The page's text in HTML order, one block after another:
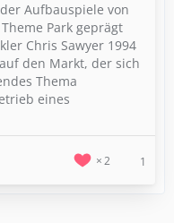
Aufbauspiele von
Park geprägt
Chris Sawyer 1994
den Markt, der sich
Thema
eines
2 1